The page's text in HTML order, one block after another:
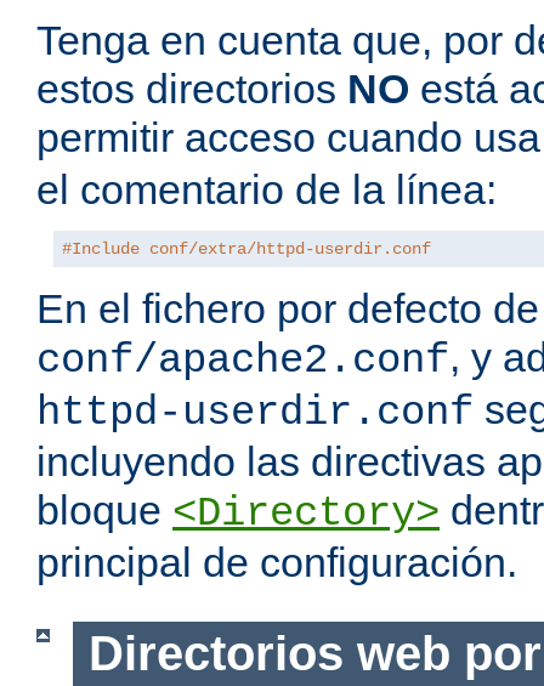
Tenga en cuenta que, por
estos directorios NO está
permitir acceso cuando
el comentario de la línea:
#Include conf/extra/httpd-userdir.conf
En el fichero por defecto
conf/apache2.conf, y
httpd-userdir.conf
incluyendo las directivas
bloque <Directory>
principal de configuración.
Directorios web